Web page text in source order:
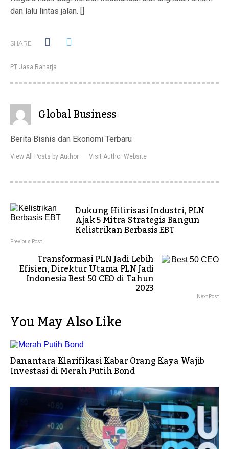
dan lalu lintas jalan. []
SHARE
PT Jasa Raharja
Global Business
Berita Bisnis dan Ekonomi Terbaru
View All Posts by Author Visit Author Website
Dukung Hilirisasi Industri, PLN
Ajak 5 Mitra Strategis Bangun
Kelistrikan Berbasis EBT
Previous Post
Transformasi PLN Jadi Lebih
Efisien, Direktur Utama PLN Jadi
Indonesia Best 50 CEO di Tahun
2023 Next Post
You May Also Like
Danantara Klarifikasi Kabar Orang Kaya Wajib
Investasi di Merah Putih Bond